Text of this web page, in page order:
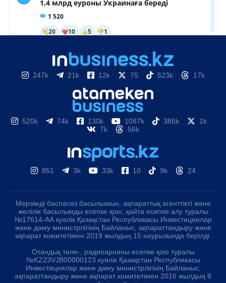
247k 21k 12k 75 523k 17k
520k 74k 130k 1087k 386k
1k
7k
56k
851 3k 33k 10 9k 24
Мерзімді баспасөз басылымын, ақпараттық агенттікті және
желілік басылымды есепке қою, қайта есепке алу туралы
№17614-АА куәлік Қазақстан Республикасы Инвестициялар
және даму министрлігінің Байланыс, ақпараттандыру және
ақпарат комитетімен 2019 жылдың 15 наурызында берілді.
Отандық теле-, радиоарнаны есепке қою туралы
№KZ23VJB00000123 куәлік Қазақстан Республикасы
Инвестициялар және даму министрлігінің Байланыс,
ақпараттандыру және ақпарат комитетімен 2016 жылдың 8